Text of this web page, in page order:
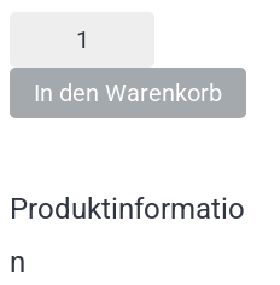
In den Warenkorb
Produktinformatio
n